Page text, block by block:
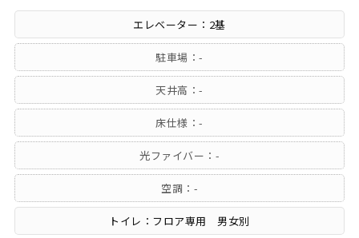
エレベーター：2基
駐車場：-
天井高：-
床仕様：-
光ファイバー：-
空調：-
トイレ：フロア専用 男女別